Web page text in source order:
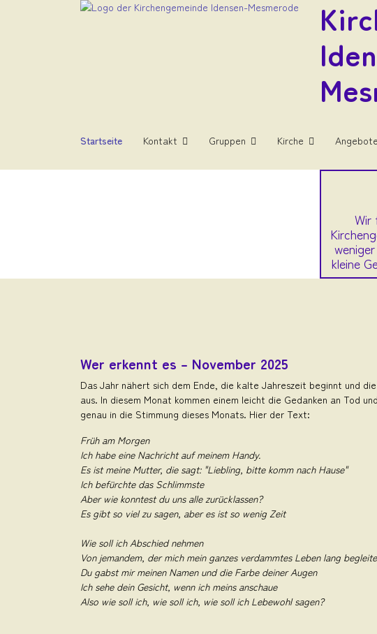
Startseite Kontakt Gruppen Kirche Angebote
Wir
kleine
Wer erkennt es – November 2025
Das Jahr nähert sich dem Ende, die kalte Jahreszeit beginnt und
aus. In diesem Monat kommen einem leicht die Gedanken an Tod
genau in die Stimmung dieses Monats. Hier der Text:
Früh am Morgen
Ich habe eine Nachricht auf meinem Handy.
Es ist meine Mutter, die sagt: "Liebling, bitte komm nach Hause"
Ich befürchte das Schlimmste
Aber wie konntest du uns alle zurücklassen?
Es gibt so viel zu sagen, aber es ist so wenig Zeit
Wie soll ich Abschied nehmen
Von jemandem, der mich mein ganzes verdammtes Leben lang
Du gabst mir meinen Namen und die Farbe deiner Augen
Ich sehe dein Gesicht, wenn ich meins anschaue
Also wie soll ich, wie soll ich, wie soll ich Lebewohl sagen?